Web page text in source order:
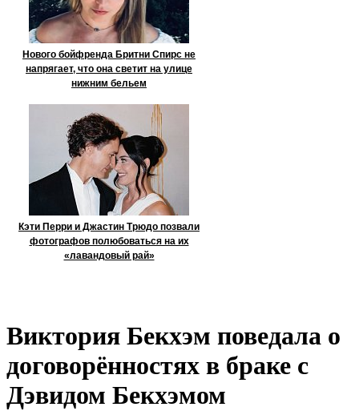
Нового бойфренда Бритни Спирс не
напрягает, что она светит на улице
нижним бельем
Кэти Перри и Джастин Трюдо позвали
фотографов полюбоваться на их
«лавандовый рай»
Виктория Бекхэм поведала о
договорённостях в браке с
Дэвидом Бекхэмом